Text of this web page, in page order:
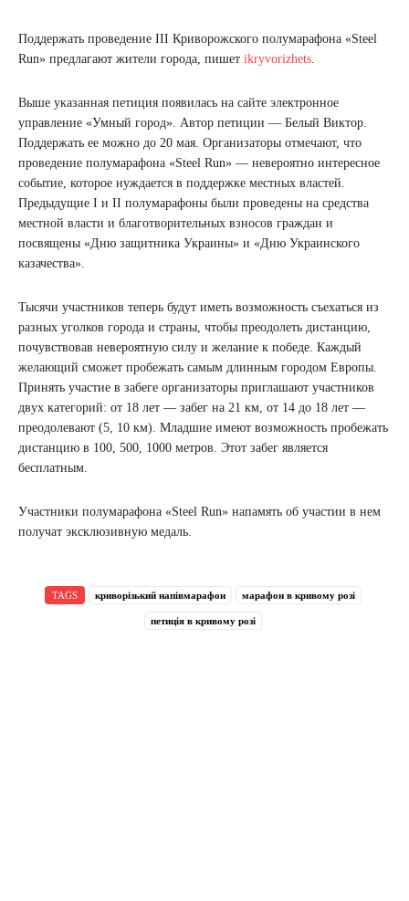
Поддержать проведение III Криворожского полумарафона «Steel
Run» предлагают жители города, пишет ikryvorizhets.
Выше указанная петиция появилась на сайте электронное
управление «Умный город». Автор петиции — Белый Виктор.
Поддержать ее можно до 20 мая. Организаторы отмечают, что
проведение полумарафона «Steel Run» — невероятно интересное
событие, которое нуждается в поддержке местных властей.
Предыдущие I и II полумарафоны были проведены на средства
местной власти и благотворительных взносов граждан и
посвящены «Дню защитника Украины» и «Дню Украинского
казачества».
Тысячи участников теперь будут иметь возможность съехаться из
разных уголков города и страны, чтобы преодолеть дистанцию,
почувствовав невероятную силу и желание к победе. Каждый
желающий сможет пробежать самым длинным городом Европы.
Принять участие в забеге организаторы приглашают участников
двух категорий: от 18 лет — забег на 21 км, от 14 до 18 лет —
преодолевают (5, 10 км). Младшие имеют возможность пробежать
дистанцию в 100, 500, 1000 метров. Этот забег является
бесплатным.
Участники полумарафона «Steel Run» напамять об участии в нем
получат эксклюзивную медаль.
TAGS криворізький напівмарафон марафон в кривому розі
петиція в кривому розі